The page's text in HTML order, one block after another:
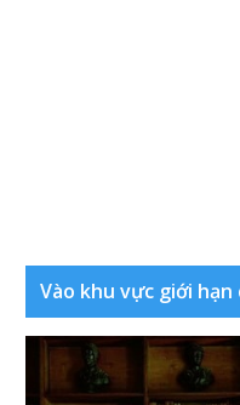
Vào khu vực giới hạn